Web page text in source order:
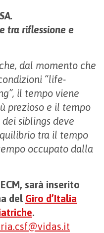
tra riflessione e
dal momento che
“life-
il tempo viene
prezioso e il tempo
siblings deve
tra il tempo
occupato dalla
sarà inserito
del Giro d’Italia
.